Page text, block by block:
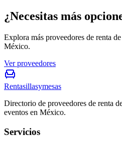
¿Necesitas más
Explora más proveedores de renta
México.
Ver proveedores
Rentasillasymesas
Directorio de proveedores de renta
eventos en México.
Servicios